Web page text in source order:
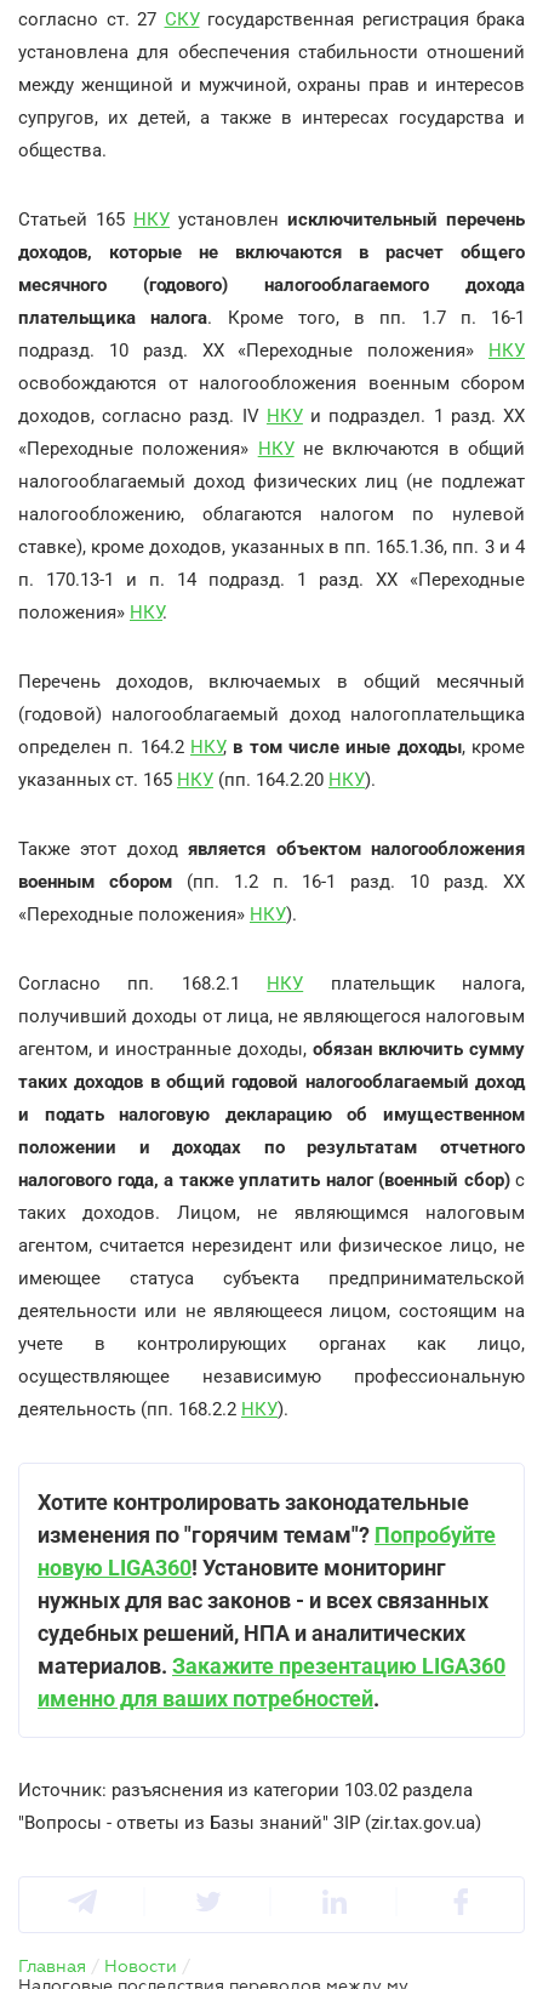
согласно ст. 27 СКУгосударственная регистрация брака
установлена для обеспечения стабильности отношений
между женщиной и мужчиной, охраны прав и интересов
супругов, их детей, а также в интересах государства и
общества.
Статьей 165 НКУ установлен исключительный перечень
доходов, которые не включаются в расчет общего
месячного (годового) налогооблагаемого дохода
плательщика налога. Кроме того, в пп. 1.7 п. 16-1
подразд. 10 разд. XX «Переходные положения» НКУ
освобождаются от налогообложения военным сбором
доходов, согласно разд. IV НКУи подраздел. 1 разд. XX
«Переходные положения» НКУне включаются в общий
налогооблагаемый доход физических лиц (не подлежат
налогообложению, облагаются налогом по нулевой
ставке), кроме доходов, указанных в пп. 165.1.36, пп. 3 и 4
п. 170.13-1 и п. 14 подразд. 1 разд. XX «Переходные
положения» НКУ.
Перечень доходов, включаемых в общий месячный
(годовой) налогооблагаемый доход налогоплательщика
определен п. 164.2 НКУ, в том числе иные доходы, кроме
указанных ст. 165 НКУ (пп. 164.2.20 НКУ).
Также этот доходявляется объектом налогообложения
военным сбором(пп. 1.2 п. 16-1 разд. 10 разд. XX
«Переходные положения» НКУ).
Согласно пп. 168.2.1 НКУ плательщик налога,
получивший доходы от лица, не являющегося налоговым
агентом, и иностранные доходы, обязан включить сумму
таких доходов в общий годовой налогооблагаемый доход
и подать налоговую декларацию об имущественном
положении и доходах по результатам отчетного
налогового года, а также уплатить налог (военный сбор) с
таких доходов. Лицом, не являющимся налоговым
агентом, считается нерезидент или физическое лицо, не
имеющее статуса субъекта предпринимательской
деятельности или не являющееся лицом, состоящим на
учете в контролирующих органах как лицо,
осуществляющее независимую профессиональную
деятельность (пп. 168.2.2 НКУ).
Хотите контролировать законодательные
изменения по "горячим темам"? Попробуйте
новую LIGA360! Установите мониторинг
нужных для вас законов - и всех связанных
судебных решений, НПА и аналитических
материалов. Закажите презентацию LIGA360
именно для ваших потребностей.
Источник: разъяснения из категории 103.02 раздела
"Вопросы - ответы из Базы знаний" ЗІР (zir.tax.gov.ua)
Главная / Новости /